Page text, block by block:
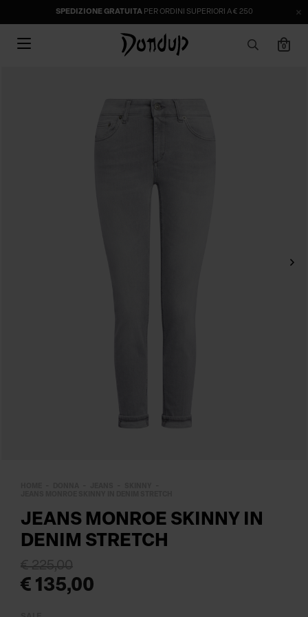
SPEDIZIONE GRATUITAPER ORDINI SUPERIORI A € 250
0
JEANS MONROE SKINNY IN
DENIM STRETCH
€ 135,00
€ 225,00